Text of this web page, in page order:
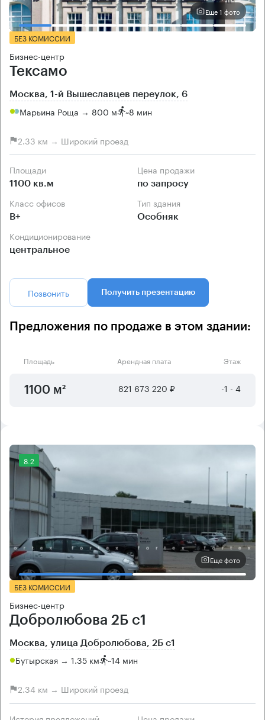
Еще 1 фото
БЕЗ КОМИССИИ
Бизнес-центр
Тексамо
Москва, 1-й Вышеславцев переулок, 6
Марьина Роща → 800 м ~8 мин
2.33 км → Широкий проезд
Площади
1100 кв.м
Цена продажи
по запросу
Класс офисов
B+
Тип здания
Особняк
Кондиционирование
центральное
Позвонить Получить презентацию
Предложения по продаже в этом здании:
Площадь Арендная плата Этаж
1100 м² 821 673 220 ₽ -1 - 4
8.2
Еще фото
БЕЗ КОМИССИИ
Бизнес-центр
Добролюбова 2Б с1
Москва, улица Добролюбова, 2Б с1
Бутырская → 1.35 км ~14 мин
2.34 км → Широкий проезд